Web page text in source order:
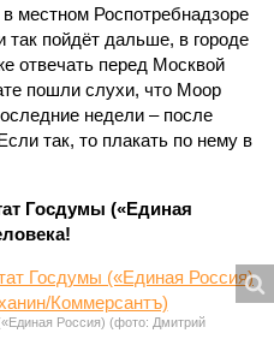
местном Роспотребнадзоре
так пойдёт дальше, в городе
отвечать перед Москвой
пошли слухи, что Моор
недели – после
так, то плакать по нему в
Госдумы («Единая
Россия) (фото: Дмитрий